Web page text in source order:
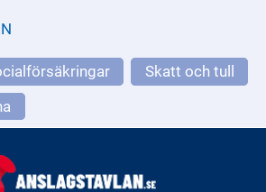
Skatt och tull